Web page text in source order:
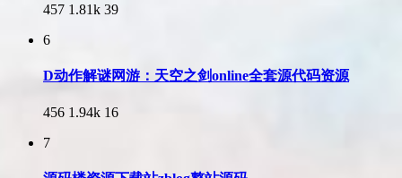
457 1.81k 39
6
D动作解谜网游：天空之剑online全套源代码资源
456 1.94k 16
7